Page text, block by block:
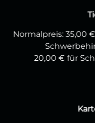
Normalpreis: 35,00
20,00 € für